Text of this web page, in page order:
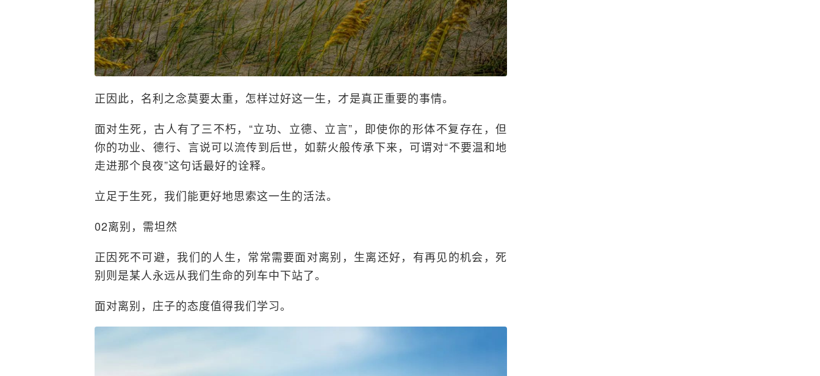
正因此，名利之念莫要太重，怎样过好这一生，才是真正重要的事情。
面对生死，古人有了三不朽，“立功、立德、立言”，即使你的形体不复存在，但
你的功业、德行、言说可以流传到后世，如薪火般传承下来，可谓对“不要温和地
走进那个良夜”这句话最好的诠释。
立足于生死，我们能更好地思索这一生的活法。
02离别，需坦然
正因死不可避，我们的人生，常常需要面对离别，生离还好，有再见的机会，死
别则是某人永远从我们生命的列车中下站了。
面对离别，庄子的态度值得我们学习。